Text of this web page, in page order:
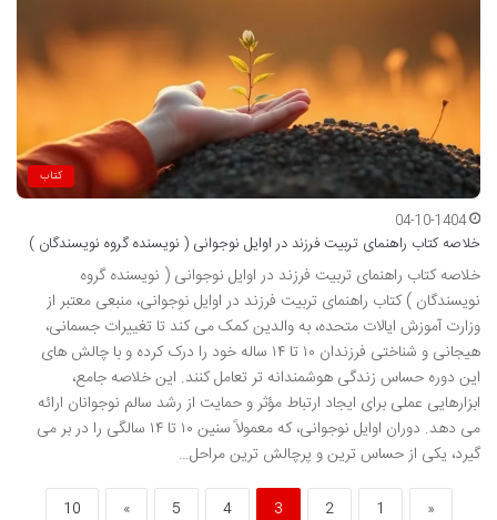
کتاب
04-10-1404
خلاصه کتاب راهنمای تربیت فرزند در اوایل نوجوانی ( نویسنده گروه نویسندگان )
خلاصه کتاب راهنمای تربیت فرزند در اوایل نوجوانی ( نویسنده گروه
نویسندگان ) کتاب راهنمای تربیت فرزند در اوایل نوجوانی، منبعی معتبر از
وزارت آموزش ایالات متحده، به والدین کمک می کند تا تغییرات جسمانی،
هیجانی و شناختی فرزندان ۱۰ تا ۱۴ ساله خود را درک کرده و با چالش های
این دوره حساس زندگی هوشمندانه تر تعامل کنند. این خلاصه جامع،
ابزارهایی عملی برای ایجاد ارتباط مؤثر و حمایت از رشد سالم نوجوانان ارائه
می دهد. دوران اوایل نوجوانی، که معمولاً سنین ۱۰ تا ۱۴ سالگی را در بر می
گیرد، یکی از حساس ترین و پرچالش ترین مراحل…
«
1
2
3
4
5
»
10